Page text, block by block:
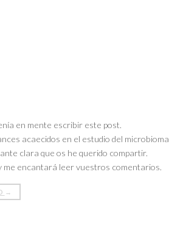
en mente escribir este post.
acaecidos en el estudio del microbioma
clara que os he querido compartir.
me encantará leer vuestros comentarios.
→